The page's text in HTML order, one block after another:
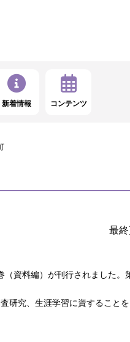
新着情報 コンテンツ
最
資料編）が刊行されました。
研究、生涯学習に資すること